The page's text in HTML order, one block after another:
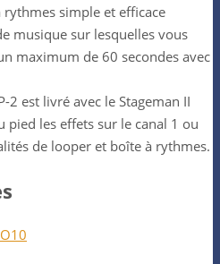
simple et efficace
musique sur lesquelles vous
maximum de 60 secondes avec
est livré avec le Stageman II
pied les effets sur le canal 1 ou
de looper et boîte à rythmes.